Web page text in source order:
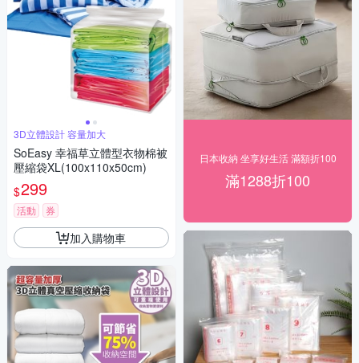
3D立體設計 容量加大
SoEasy 幸福草立體型衣物棉被
壓縮袋XL(100x110x50cm)
$299
活動 券
加入購物車
日本收納 坐享好生活 滿額折100
滿1288折100